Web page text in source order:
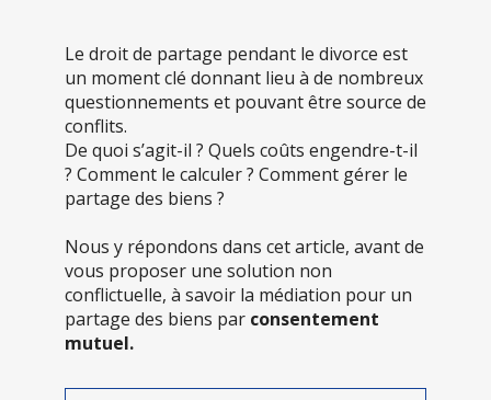
Le droit de partage pendant le divorce est
un moment clé donnant lieu à de nombreux
questionnements et pouvant être source de
conflits.
De quoi s’agit-il ? Quels coûts engendre-t-il
? Comment le calculer ? Comment gérer le
partage des biens ?
Nous y répondons dans cet article, avant de
vous proposer une solution non
conflictuelle, à savoir la médiation pour un
partage des biens par consentement
mutuel.